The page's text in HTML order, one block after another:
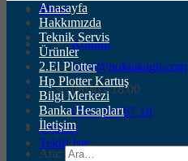
Menü
Konum
cagri@noktakagit.com
08:30 - 18:00
0541 434 97 18
Ürünler
Teklif İste
Anasayfa
Hakkımızda
Teknik Servis
Ürünler
2.El Plotter
Hp Plotter Kartuş
Bilgi Merkezi
Banka Hesapları
İletişim
Ara: